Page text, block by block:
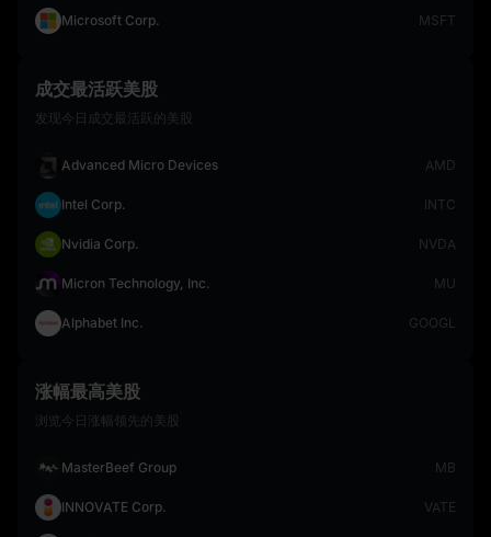
Microsoft Corp. MSFT
成交最活跃美股
发现今日成交最活跃的美股
Advanced Micro Devices AMD
Intel Corp. INTC
Nvidia Corp. NVDA
Micron Technology, Inc. MU
Alphabet Inc. GOOGL
涨幅最高美股
浏览今日涨幅领先的美股
MasterBeef Group MB
INNOVATE Corp. VATE